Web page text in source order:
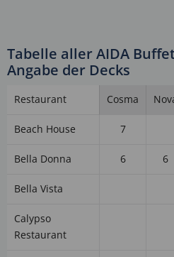
Tabelle aller AIDA
Angabe der Decks
Restaurant Cosma
Beach House 7
Bella Donna 6 6
Bella Vista
Calypso
Restaurant